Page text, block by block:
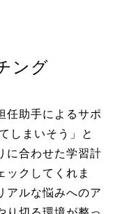
ング
任助手によるサポ
しまいそう」と
に合わせた学習計
ックしてくれま
アルな悩みへのア